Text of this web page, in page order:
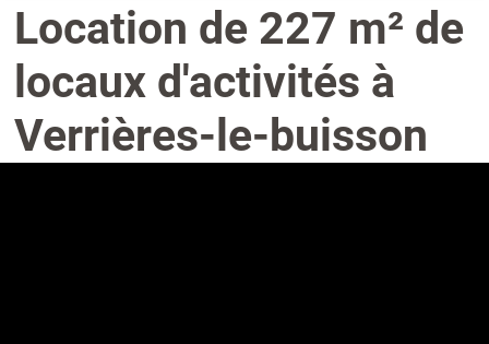
Location de 227 m² de
locaux d'activités à
Verrières-le-buisson